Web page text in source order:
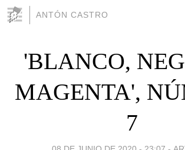
ANTÓN CASTRO
'BLANCO,
MAGENTA',
7